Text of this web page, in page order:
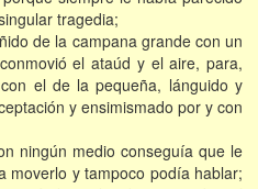
tragedia;
de la campana grande con un
el ataúd y el aire, para,
el de la pequeña, lánguido y
y ensimismado por y con
ningún medio conseguía que le
moverlo y tampoco podía hablar;